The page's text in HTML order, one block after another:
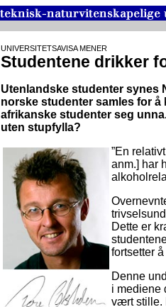
UNIVERSITETSAVISA MENER
Studentene drikker
Utenlandske studenter synes
norske studenter samles for
afrikanske studenter seg
uten stupfylla?
”En
anm.] har
Dette er
fortsetter
Denne
i mediene
vært stille.